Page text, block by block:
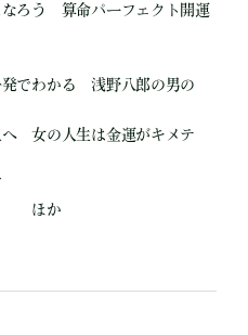
ろう 算命パーフェクト開運
でわかる 浅野八郎の男の
へ 女の人生は金運がキメテ
策 ほか